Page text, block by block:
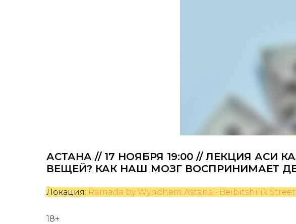
АСТАНА // 17 НОЯБРЯ 19:00 // ЛЕКЦИЯ АСИ
ВЕЩЕЙ? КАК НАШ МОЗГ ВОСПРИНИМАЕТ
Локация: Ramada by Wyndham Astana • Beibitshilik
18+